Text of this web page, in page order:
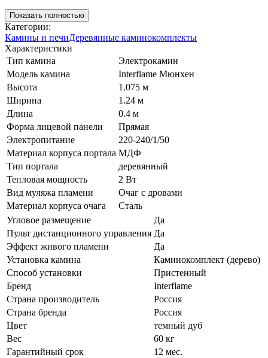
Показать полностью
Категории:
Камины и печиДеревянные каминокомплекты
Характеристики
Тип камина
Электрокамин
Модель камина
Interflame Мюнхен
Высота
1.075 м
Ширина
1.24 м
Длина
0.4 м
Форма лицевой панели
Прямая
Электропитание
220-240/1/50
Материал корпуса портала МДФ
Тип портала
деревянный
Тепловая мощность
2 Вт
Вид муляжа пламени
Очаг с дровами
Материал корпуса очага
Сталь
Угловое размещение
Да
Пульт дистанционного управления Да
Эффект живого пламени
Да
Установка камина
Каминокомплект (дерево)
Способ установки
Пристенный
Бренд
Interflame
Страна производитель
Россия
Страна бренда
Россия
Цвет
темный дуб
Вес
60 кг
Гарантийный срок
12 мес.